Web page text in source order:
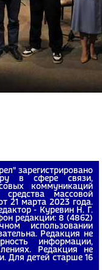
зарегистрировано
в сфере связи,
коммуникаций
средства массовой
21 марта 2023 года.
- Куревин Н. Г.
редакции: 8 (4862)
использовании
Редакция не
информации,
Редакция не
Для детей старше 16